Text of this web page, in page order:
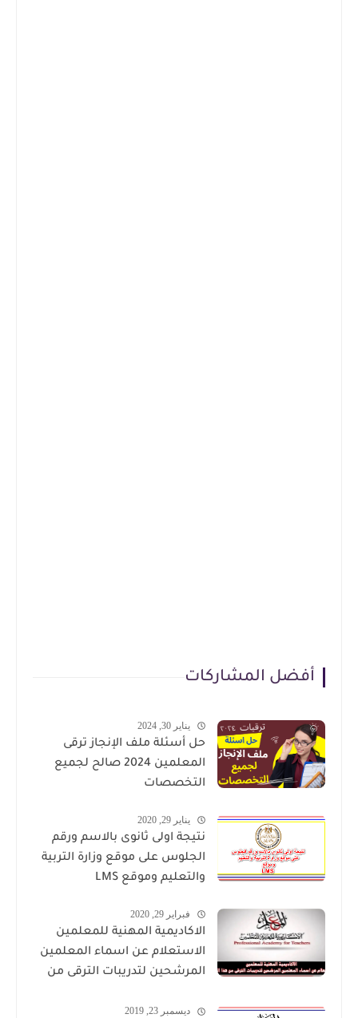
أفضل المشاركات
يناير 30, 2024
حل أسئلة ملف الإنجاز ترقى
المعلمين 2024 صالح لجميع
التخصصات
يناير 29, 2020
نتيجة اولى ثانوى بالاسم ورقم
الجلوس على موقع وزارة التربية
والتعليم وموقع LMS
فبراير 29, 2020
الاكاديمية المهنية للمعلمين
الاستعلام عن اسماء المعلمين
المرشحين لتدريبات الترقى من
ديسمبر 23, 2019